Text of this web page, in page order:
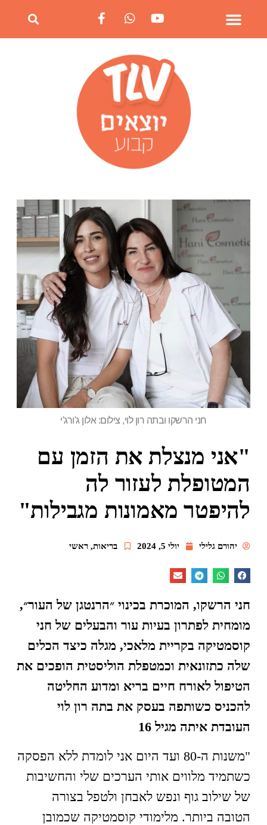
חני הרשקו ובתה רון לוי, צילום: אלון ג'ורג'י
"אני מנצלת את הזמן עם
המטופלת לעזור לה
להיפטר מאמונות מגבילות"
יהורם גלילי יולי 5, 2024 בריאות, ראשי
חני הרשקו, המוכרת בכינוי ״הרנטגן של העור״,
מומחית לפתרון בעיות עור והבעלים של חני
קוסמטיקה בקריית מלאכי, מגלה כיצד הכלים
שלה כתזונאית וכמטפלת הוליסטית הופכים את
הטיפול לאורח חיים בריא ומדוע החליטה
להכניס כשותפה בעסק את בתה רון לוי
העובדת איתה מגיל 16
"משנות ה-80 ועד היום אני לומדת ללא הפסקה
כשתמיד מלווים אותי הערכים שלי והחשיבות
של שילוב גוף ונפש לאבחן ולטפל בצורה
הטובה ביותר. מלימודי קוסמטיקה שכמובן